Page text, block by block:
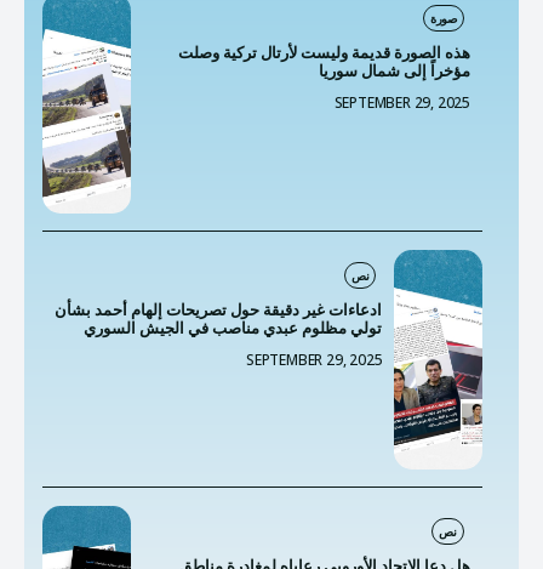
صورة
هذه الصورة قديمة وليست لأرتال تركية وصلت
مؤخراً إلى شمال سوريا
SEPTEMBER 29, 2025
نص
ادعاءات غير دقيقة حول تصريحات إلهام أحمد بشأن
تولي مظلوم عبدي مناصب في الجيش السوري
SEPTEMBER 29, 2025
نص